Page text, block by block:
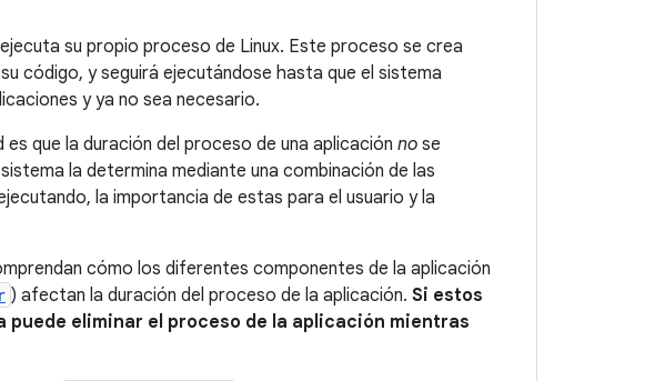
su propio proceso de Linux. Este proceso se crea
código, y seguirá ejecutándose hasta que el sistema
y ya no sea necesario.
que la duración del proceso de una aplicación no se
la determina mediante una combinación de las
la importancia de estas para el usuario y la
cómo los diferentes componentes de la aplicación
) afectan la duración del proceso de la aplicación. Si estos
eliminar el proceso de la aplicación mientras